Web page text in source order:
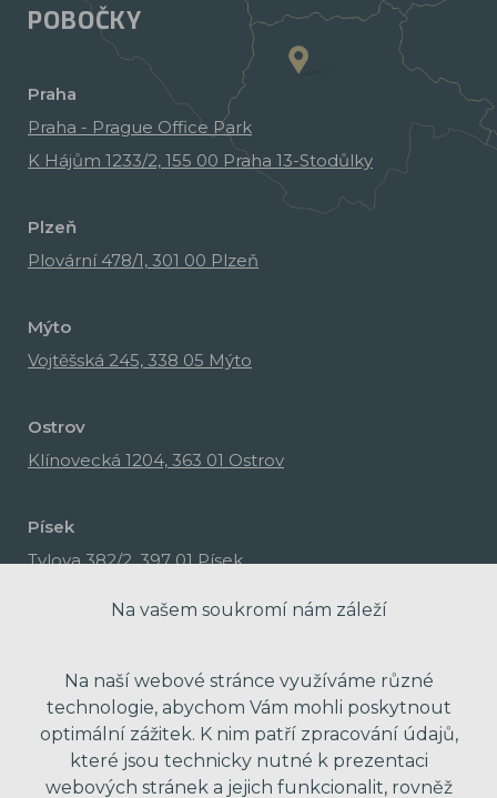
POBOČKY
Praha
Praha - Prague Office Park
K Hájům 1233/2, 155 00 Praha 13-Stodůlky
Plzeň
Plovární 478/1, 301 00 Plzeň
Mýto
Vojtěšská 245, 338 05 Mýto
Ostrov
Klínovecká 1204, 363 01 Ostrov
Písek
Tylova 382/2, 397 01 Písek
Na vašem soukromí nám záleží
Na naší webové stránce využíváme různé
technologie, abychom Vám mohli poskytnout
optimální zážitek. K nim patří zpracování údajů,
které jsou technicky nutné k prezentaci
webových stránek a jejich funkcionalit, rovněž